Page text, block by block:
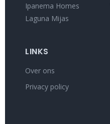
Ipanema Homes
Laguna Mijas
LINKS
Over ons
Privacy policy